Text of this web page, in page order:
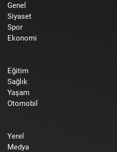
Genel
Siyaset
Spor
Ekonomi
Eğitim
Sağlık
Yaşam
Otomobil
Yerel
Medya